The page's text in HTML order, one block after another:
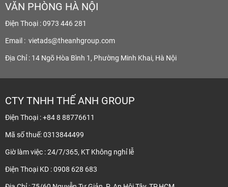
VĂN PHÒNG HÀ NỘI
Điện Thoại : 0973 446 281
Email : vietads@theanhgroup.com
Địa Chỉ : 14 Ngõ Hòa Bình 1, Phường Minh Khai, Hà Nội
CTY TNHH THẾ ANH GROUP
Điện Thoại : +84 8 88776611
Mã số thuế: 0313844499
Giờ làm việc : 24/7/365, KT Không nghỉ lễ
Điện Thoại KD : 0908 628 683